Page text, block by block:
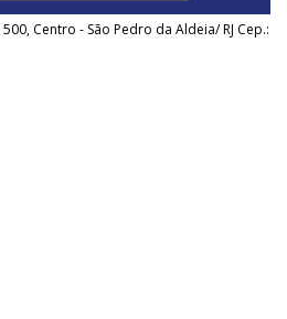
Centro - São Pedro da Aldeia/ RJ Cep.: